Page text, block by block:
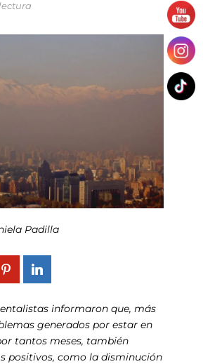
Padilla
informaron que, más
generados por estar en
tantos meses, también
positivos, como la disminución